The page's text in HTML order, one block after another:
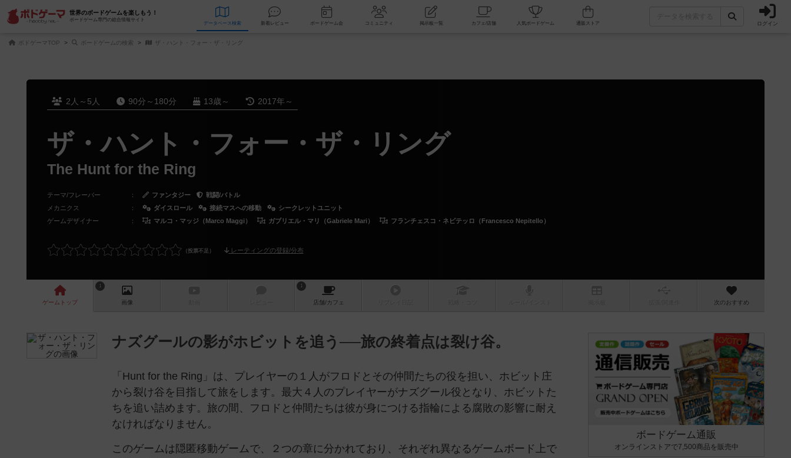
世界のボードゲームを楽しもう！
ボードゲーム専門の総合情報サイト
データベース 検索 新着レビュー ボードゲーム会 コミュニティ 掲示板一覧 カフェ/店舗 人気ボードゲーム ログイン
ボドゲーマTOP ボードゲームの検索 ザ・ハント・フォー・ザ・リング
2人～5人 90分～180分 13歳～ 2017年～
ザ・ハント・フォー・ザ・リング
The Hunt for the Ring
テーマ/フレーバー ： ファンタジー
戦闘/バトル
メカニクス
： ダイスロール 接続マスへの移動
シークレットユニット
ゲームデザイナー
： マルコ・マッジ（Marco Maggi） ガブリエル・マリ（Gabriele Mari） フランチェスコ・ネピテッロ（Francesco Nepitello）
レーティングの登録/分布
ゲーム トップ
1
画像
1
店舗/カフェ 次のおすすめ
ナズグールの影がホビットを追う──旅の終着点は裂け谷。
「Hunt for the Ring」は、プレイヤーの１人がフロドとその仲間たちの役を担い、ホビット庄
から裂け谷を目指して旅をします。最大４人のプレイヤーがナズグール役となり、ホビットた
ちを追い詰めます。旅の間、フロドと仲間たちは彼が身につける指輪による腐敗の影響に耐え
なければなりません。
このゲームは隠匿移動ゲームで、２つの章に分かれており、それぞれ異なるゲームボード上で
ボードゲーム通販
オンラインストアで7,500商品を販売中